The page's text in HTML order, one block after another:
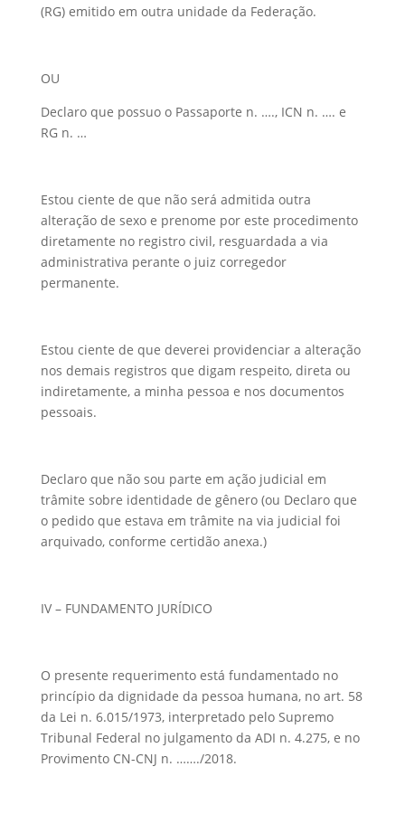
(RG) emitido em outra unidade da Federação.
OU
Declaro que possuo o Passaporte n. …., ICN n. …. e
RG n. …
Estou ciente de que não será admitida outra
alteração de sexo e prenome por este procedimento
diretamente no registro civil, resguardada a via
administrativa perante o juiz corregedor
permanente.
Estou ciente de que deverei providenciar a alteração
nos demais registros que digam respeito, direta ou
indiretamente, a minha pessoa e nos documentos
pessoais.
Declaro que não sou parte em ação judicial em
trâmite sobre identidade de gênero (ou Declaro que
o pedido que estava em trâmite na via judicial foi
arquivado, conforme certidão anexa.)
IV – FUNDAMENTO JURÍDICO
O presente requerimento está fundamentado no
princípio da dignidade da pessoa humana, no art. 58
da Lei n. 6.015/1973, interpretado pelo Supremo
Tribunal Federal no julgamento da ADI n. 4.275, e no
Provimento CN-CNJ n. ……./2018.